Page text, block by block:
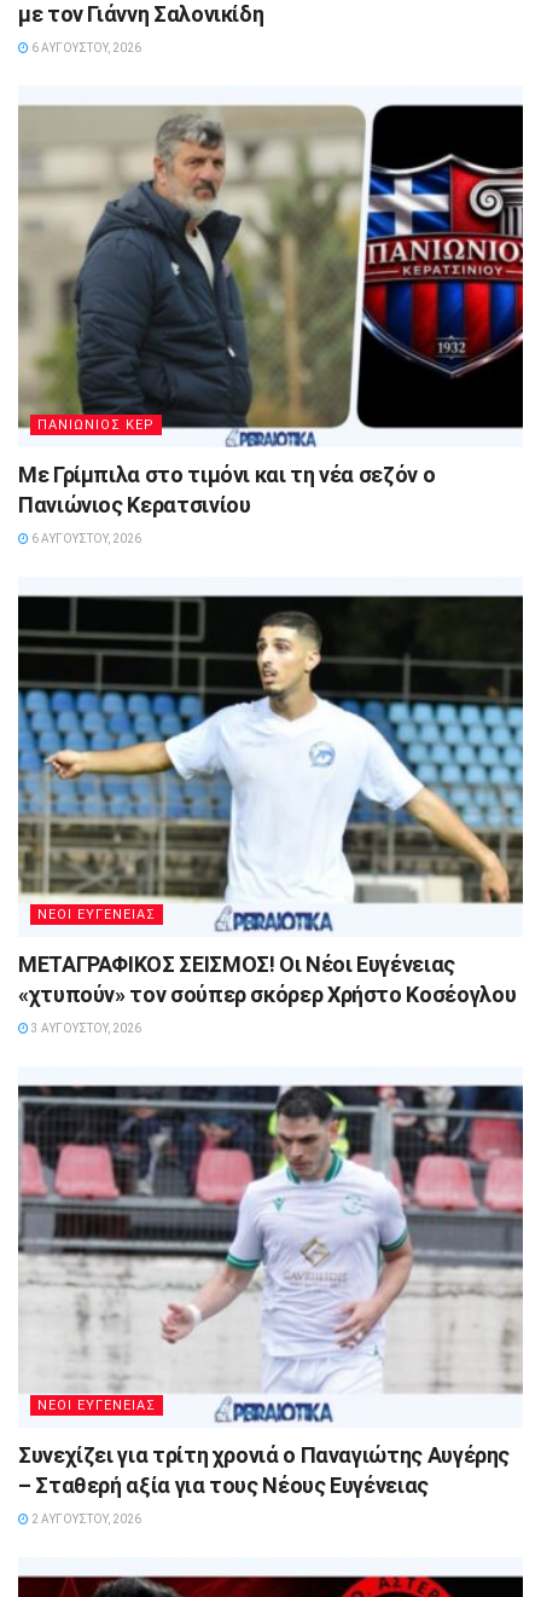
με τον Γιάννη Σαλονικίδη
6 ΑΥΓΟΎΣΤΟΥ, 2026
ΠΑΝΙΩΝΙΟΣ ΚΕΡ
Με Γρίμπιλα στο τιμόνι και τη νέα σεζόν ο
Πανιώνιος Κερατσινίου
6 ΑΥΓΟΎΣΤΟΥ, 2026
ΝΕΟΙ ΕΥΓΕΝΕΙΑΣ
ΜΕΤΑΓΡΑΦΙΚΟΣ ΣΕΙΣΜΟΣ! Οι Νέοι Ευγένειας
«χτυπούν» τον σούπερ σκόρερ Χρήστο Κοσέογλου
3 ΑΥΓΟΎΣΤΟΥ, 2026
ΝΕΟΙ ΕΥΓΕΝΕΙΑΣ
Συνεχίζει για τρίτη χρονιά ο Παναγιώτης Αυγέρης
– Σταθερή αξία για τους Νέους Ευγένειας
2 ΑΥΓΟΎΣΤΟΥ, 2026